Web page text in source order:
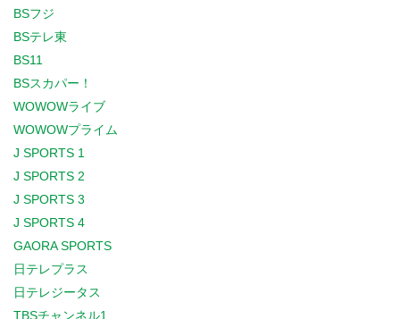
BSフジ
BSテレ東
BS11
BSスカパー！
WOWOWライブ
WOWOWプライム
J SPORTS 1
J SPORTS 2
J SPORTS 3
J SPORTS 4
GAORA SPORTS
日テレプラス
日テレジータス
TBSチャンネル1